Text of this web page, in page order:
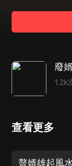
廢
1.2k
查看更多